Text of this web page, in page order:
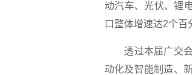
动汽车、光伏、锂
口整体增速达2个百
透过本届广交会
动化及智能制造、